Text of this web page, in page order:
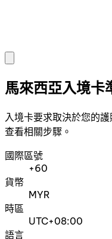
馬來西亞入境卡
入境卡要求取決於您的
查看相關步驟。
國際區號
+60
貨幣
MYR
時區
UTC+08:00
語言